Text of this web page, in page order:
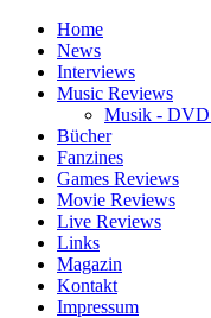
Home
News
Interviews
Music Reviews
Musik -
Bücher
Fanzines
Games Reviews
Movie Reviews
Live Reviews
Links
Magazin
Kontakt
Impressum